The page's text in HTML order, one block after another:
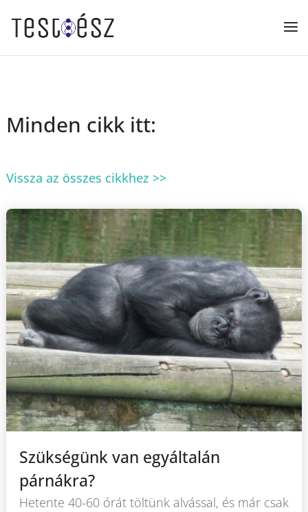
Minden cikk itt:
Vissza az összes cikkhez >>
Szükségünk van egyáltalán
párnákra?
Hetente 40-60 órát töltünk alvással, és már csak